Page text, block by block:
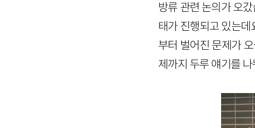
방류 관련 논의가 오
태가 진행되고 있는
부터 벌어진 문제가
제까지 두루 얘기를